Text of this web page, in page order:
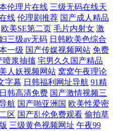
伦理片在线 三级无码在线天
线 伦理剧推荐 国产成人精品
欧美SE第二页 毛片内射女 激
三级av无码 日韩欧美色综合
一级 国产传媒视频网站 免费
喷浆抽搐 宅男久久国产精品
人妖视频网站 窝窝午夜理论
字幕 日韩福利网址导航 91精
韩高清免费 国产激情视频三
航 国产啪亚洲国 欧美性爱密
区 国产乱伦免费观看 偷拍草
三级黄色视频网址 午夜99